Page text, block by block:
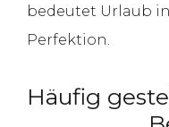
bedeutet Urlaub
Perfektion.
Häufig